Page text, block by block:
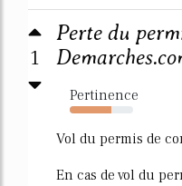
1
Perte du
Pertinence
65%
Vol du permis de
En cas de vol du